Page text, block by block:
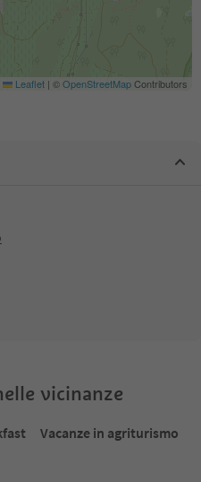
Leaflet | ©OpenStreetMapContributors
vicinanze
Vacanze in agriturismo